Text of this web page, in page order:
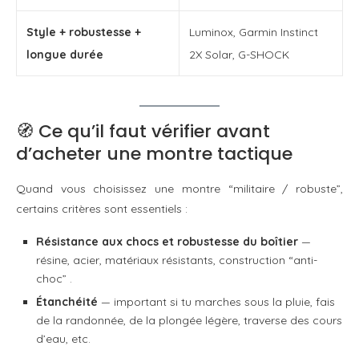
Style + robustesse +
longue durée
Luminox, Garmin Instinct
2X Solar, G-SHOCK
🧭 Ce qu’il faut vérifier avant
d’acheter une montre tactique
Quand vous choisissez une montre “militaire / robuste”,
certains critères sont essentiels :
Résistance aux chocs et robustesse du boîtier —
résine, acier, matériaux résistants, construction “anti-
choc” .
Étanchéité — important si tu marches sous la pluie, fais
de la randonnée, de la plongée légère, traverse des cours
d’eau, etc.